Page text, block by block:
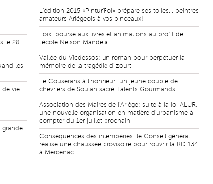
le 28
les
de vie
grande
L'édition 2015 «Pintur'Fol» prépare ses toiles... peintres
amateurs Ariégeois à vos pinceaux!
Foix: bourse aux livres et animations au profit de
l'école Nelson Mandela
Vallée du Vicdessos: un roman pour perpétuer la
mémoire de la tragédie d'Izourt
Le Couserans à l'honneur: un jeune couple de
chevriers de Soulan sacré Talents Gourmands
Association des Maires de l'Ariège: suite à la loi ALUR,
une nouvelle organisation en matière d'urbanisme à
compter du 1er juillet prochain
Conséquences des intempéries: le Conseil général
réalise une chaussée provisoire pour rouvrir la RD 134
à Mercenac